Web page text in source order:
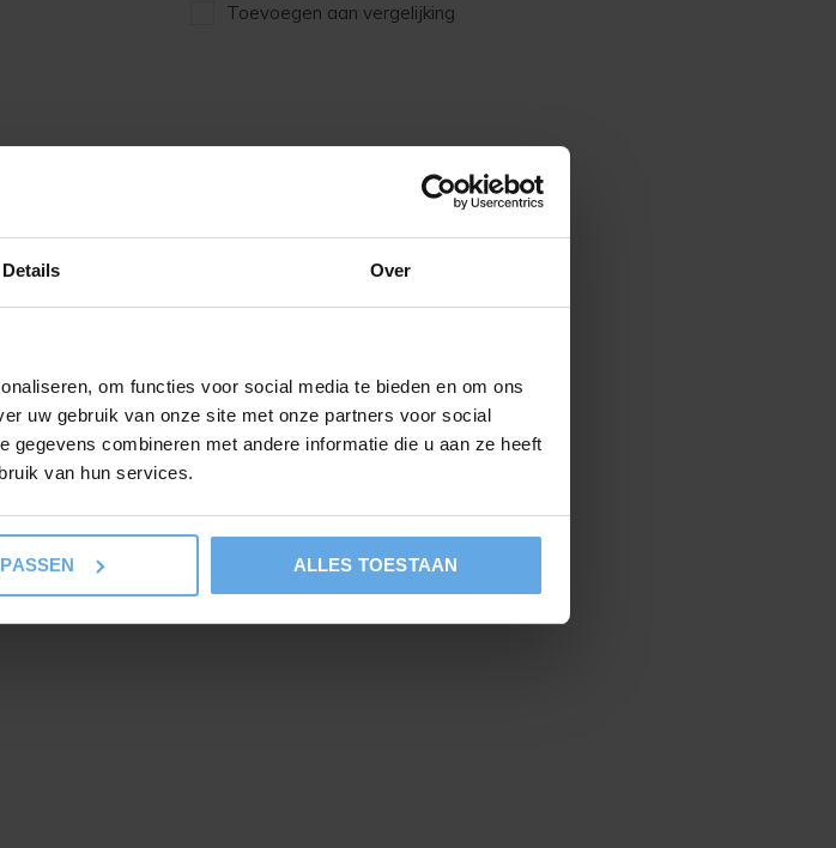
Details Over
om functies voor social media te bieden en om ons
uw gebruik van onze site met onze partners voor social
combineren met andere informatie die u aan ze heeft
van hun services.
ALLES TOESTAAN
Toevoegen aan vergelijking
basis
Click
van 91
in een